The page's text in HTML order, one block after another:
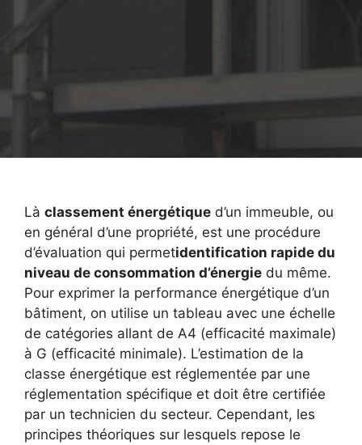
Là classement énergétique d’un immeuble, ou
en général d’une propriété, est une procédure
d’évaluation qui permetidentification rapide du
niveau de consommation d’énergie du même.
Pour exprimer la performance énergétique d’un
bâtiment, on utilise un tableau avec une échelle
de catégories allant de A4 (efficacité maximale)
à G (efficacité minimale). L’estimation de la
classe énergétique est réglementée par une
réglementation spécifique et doit être certifiée
par un technicien du secteur. Cependant, les
principes théoriques sur lesquels repose le